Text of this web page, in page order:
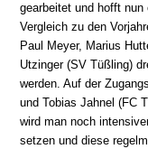
gearbeitet und hofft
Vergleich zu den
Paul Meyer, Marius
Utzinger (SV Tüßling)
werden. Auf der
und Tobias Jahnel (FC
wird man noch
setzen und diese